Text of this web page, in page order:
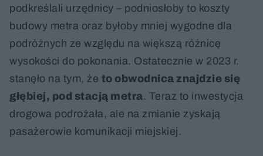
podkreślali urzędnicy – podniosłoby to koszty
budowy metra oraz byłoby mniej wygodne dla
podróżnych ze względu na większą różnicę
wysokości do pokonania. Ostatecznie w 2023 r.
stanęło na tym, że to obwodnica znajdzie się
głębiej, pod stacją metra. Teraz to inwestycja
drogowa podrożała, ale na zmianie zyskają
pasażerowie komunikacji miejskiej.